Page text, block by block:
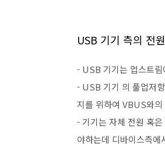
USB 기기 측의 전
- USB 기기는 업스트
- USB 기기 의 풀업저
지를 위하여 VBUS와
- 기기는 자체 전원 혹
야하는데 디바이스측